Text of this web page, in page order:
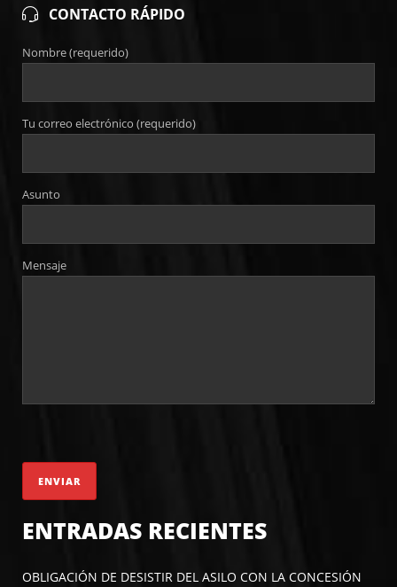
CONTACTO RÁPIDO
Nombre (requerido)
Tu correo electrónico (requerido)
Asunto
Mensaje
ENTRADAS RECIENTES
OBLIGACIÓN DE DESISTIR DEL ASILO CON LA CONCESIÓN